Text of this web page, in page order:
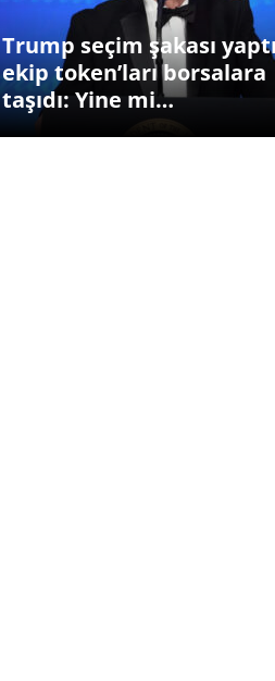
Trump seçim şakası
ekip token’ları borsalara
taşıdı: Yine mi…